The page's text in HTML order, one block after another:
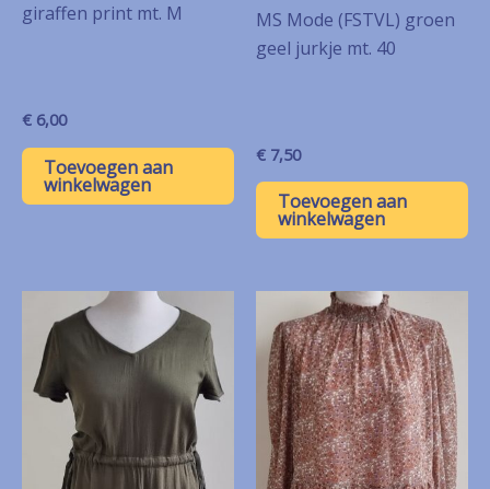
giraffen print mt. M
€ 6,00
Toevoegen aan
winkelwagen
MS Mode (FSTVL) groen
geel jurkje mt. 40
€ 7,50
Toevoegen aan
winkelwagen